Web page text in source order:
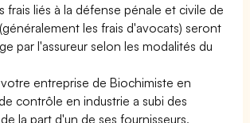
frais liés à la défense pénale et civile de
les frais d'avocats) seront
par l'assureur selon les modalités du
votre entreprise de Biochimiste en
contrôle en industrie a subi des
la part d'un de ses fournisseurs,